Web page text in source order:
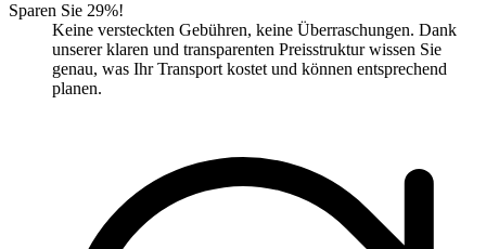
Sparen Sie 29%!
Keine versteckten Gebühren, keine Überraschungen. Dank
unserer klaren und transparenten Preisstruktur wissen Sie
genau, was Ihr Transport kostet und können entsprechend
planen.